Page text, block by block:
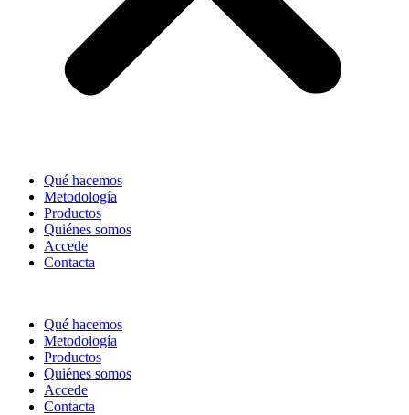
Qué hacemos
Metodología
Productos
Quiénes somos
Accede
Contacta
Qué hacemos
Metodología
Productos
Quiénes somos
Accede
Contacta